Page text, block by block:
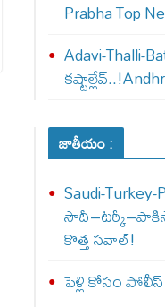
Prabha Top
Adavi-Thalli-
జాతీయం :
Saudi-
కొత్త సవాల్!
పెళ్లి కోసం